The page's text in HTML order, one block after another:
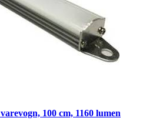
100 cm, 1160 lumen